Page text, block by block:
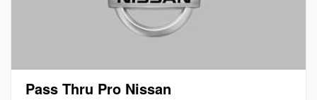
Pass Thru Pro Nissan